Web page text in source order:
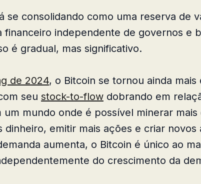
se consolidando como uma reserva de
financeiro independente de governos e
é gradual, mas significativo.
de 2024, o Bitcoin se tornou ainda mais
seu stock-to-flow dobrando em
um mundo onde é possível minerar mais
dinheiro, emitir mais ações e criar novos
aumenta, o Bitcoin é único ao
do crescimento da